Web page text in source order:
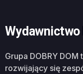
Wydawnictwo
Grupa DOBRY
rozwijający się